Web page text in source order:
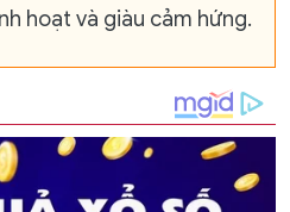
hoạt và giàu cảm hứng.